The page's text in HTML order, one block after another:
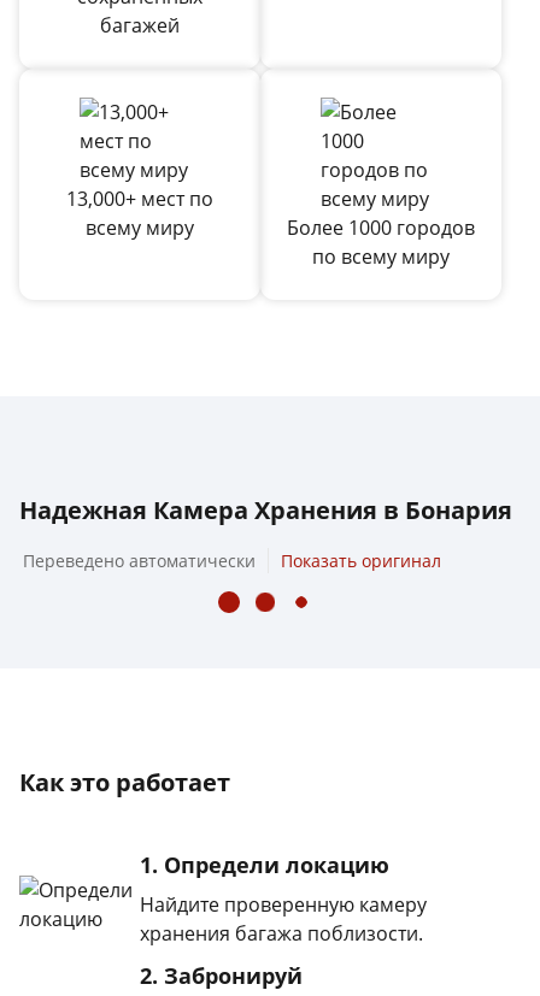
Надежная Камера Хранения в Бонария
Переведено автоматически Показать оригинал
багажей
13,000+ мест по
всему миру
Более 1000 городов
по всему миру
Как это работает
1. Определи локацию
Найдите проверенную камеру
хранения багажа поблизости.
2. Забронируй